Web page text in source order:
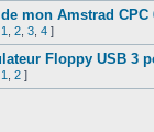
mon Amstrad CPC
1 2 3 4 ]
Floppy USB 3
1 2 ]